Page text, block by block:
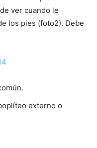
ver cuando le
los pies (foto2). Debe
externo o